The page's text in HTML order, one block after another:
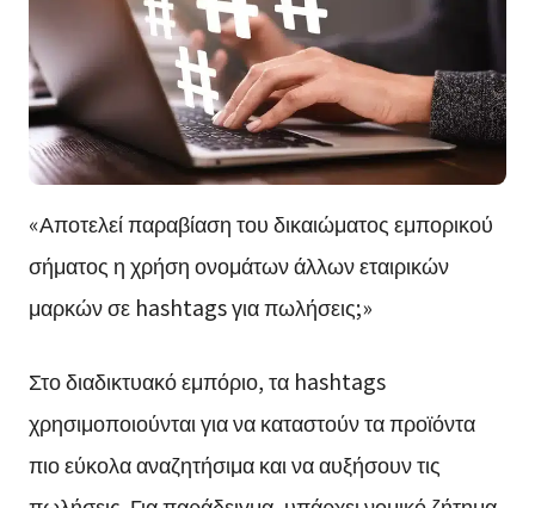
«Αποτελεί παραβίαση του δικαιώματος εμπορικού
σήματος η χρήση ονομάτων άλλων εταιρικών
μαρκών σε hashtags για πωλήσεις;»
Στο διαδικτυακό εμπόριο, τα hashtags
χρησιμοποιούνται για να καταστούν τα προϊόντα
πιο εύκολα αναζητήσιμα και να αυξήσουν τις